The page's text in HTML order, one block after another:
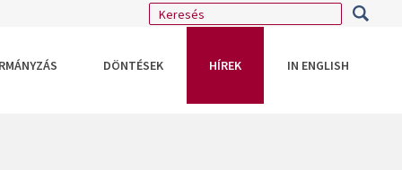
DÖNTÉSEK HÍREK IN ENGLISH